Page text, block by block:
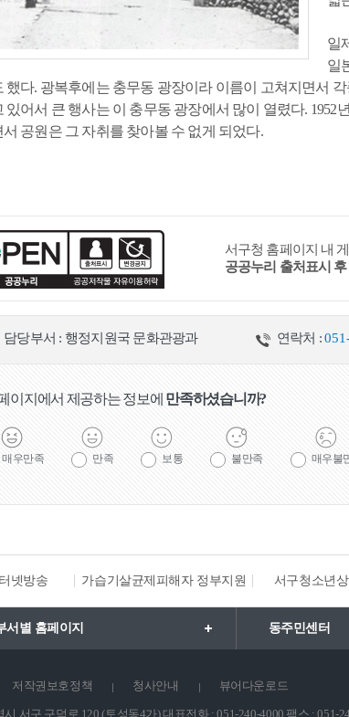
형문화유산 무형문화유산 민속문화유산
일
일
했다. 광복후에는 충무동 광장이라 이름이 고쳐지면서
있어서 큰 행사는 이 충무동 광장에서 많이 열렸다.
공원은 그 자취를 찾아볼 수 없게 되었다.
서구청 홈페이지 내
공공누리 출처표시 후
담당부서 : 행정지원국 문화관광과 연락처 :
이지에서 제공하는 정보에 만족하셨습니까?
매우만족 만족 보통 불만족 매우불
넷방송 가습기살균제피해자 정부지원 서구청소년
서별 홈페이지 동주민센터
저작권보호정책 청사안내 뷰어다운로드
서구 구덕로 120 (토성동4가) 대표전화 : 051-240-4000 팩스 : 051-